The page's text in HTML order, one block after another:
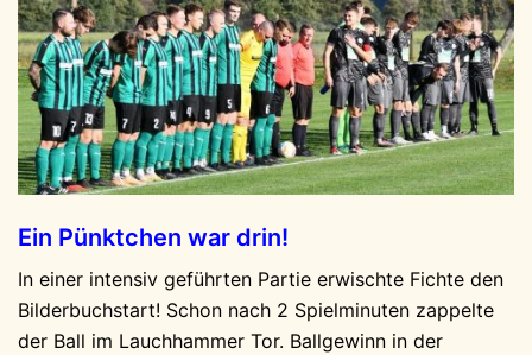
Ein Pünktchen war drin!
In einer intensiv geführten Partie erwischte Fichte den
Bilderbuchstart! Schon nach 2 Spielminuten zappelte
der Ball im Lauchhammer Tor. Ballgewinn in der